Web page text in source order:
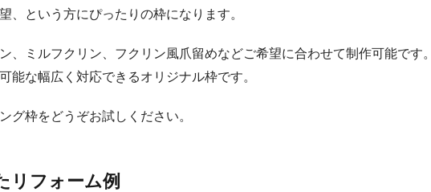
、という方にぴったりの枠になります。
、ミルフクリン、フクリン風爪留めなどご希望に合わせて制作可能です。
能な幅広く対応できるオリジナル枠です。
グ枠をどうぞお試しください。
リフォーム例